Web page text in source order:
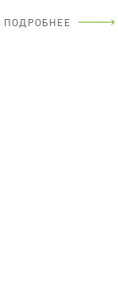
ПОДРОБНЕЕ